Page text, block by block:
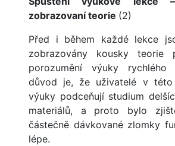
zobrazovaní teorie (2)
Před i během každé lekce
zobrazovány kousky teorie
porozumění výuky rychlého
důvod je, že uživatelé v této
výuky podceňují studium
materiálů, a proto bylo
částečně dávkované zlomky
lépe.